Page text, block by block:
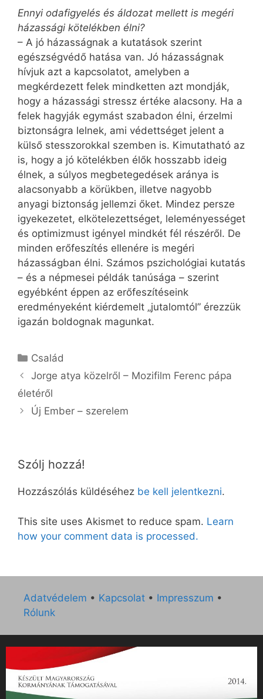
Ennyi odafigyelés és áldozat mellett is megéri
házassági kötelékben élni?
– A jó házasságnak a kutatások szerint
egészségvédő hatása van. Jó házasságnak
hívjuk azt a kapcsolatot, amelyben a
megkérdezett felek mindketten azt mondják,
hogy a házassági stressz értéke alacsony. Ha a
felek hagyják egymást szabadon élni, érzelmi
biztonságra lelnek, ami védettséget jelent a
külső stesszorokkal szemben is. Kimutatható az
is, hogy a jó kötelékben élők hosszabb ideig
élnek, a súlyos megbetegedések aránya is
alacsonyabb a körükben, illetve nagyobb
anyagi biztonság jellemzi őket. Mindez persze
igyekezetet, elkötelezettséget, leleményességet
és optimizmust igényel mindkét fél részéről. De
minden erőfeszítés ellenére is megéri
házasságban élni. Számos pszichológiai kutatás
– és a népmesei példák tanúsága – szerint
egyébként éppen az erőfeszítéseink
eredményeként kiérdemelt „jutalomtól” érezzük
igazán boldognak magunkat.
Kategória
Család
Jorge atya közelről – Mozifilm Ferenc pápa
életéről
Új Ember – szerelem
Szólj hozzá!
Hozzászólás küldéséhez be kell jelentkezni.
This site uses Akismet to reduce spam. Learn
how your comment data is processed.
Adatvédelem • Kapcsolat • Impresszum •
Rólunk